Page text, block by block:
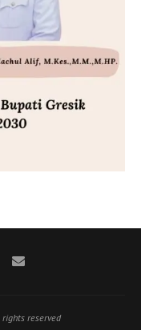
rights reserved